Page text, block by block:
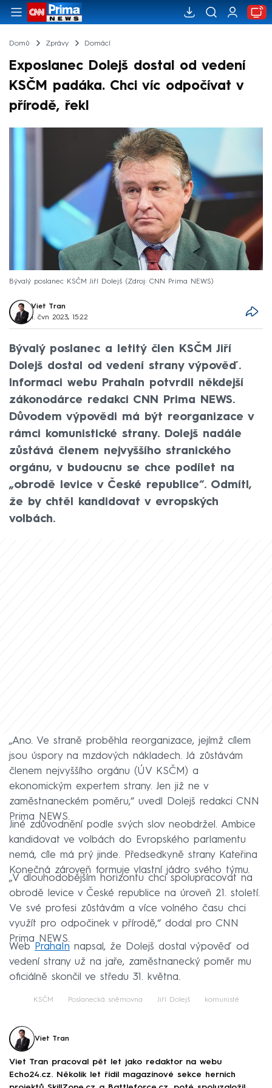
Domů Zprávy Domácí
Exposlanec Dolejš dostal od vedení
KSČM padáka. Chci víc odpočívat v
přírodě, řekl
Bývalý poslanec KSČM Jiří Dolejš Zdroj: CNN Prima NEWS
Viet Tran
1. čvn 2023, 15:22
Bývalý poslanec a letitý člen KSČM Jiří
Dolejš dostal od vedení strany výpověď.
Informaci webu PrahaIn potvrdil někdejší
zákonodárce redakci CNN Prima NEWS.
Důvodem výpovědi má být reorganizace v
rámci komunistické strany. Dolejš nadále
zůstává členem nejvyššího stranického
orgánu, v budoucnu se chce podílet na
„obrodě levice v České republice“. Odmítl,
že by chtěl kandidovat v evropských
volbách.
„Ano. Ve straně proběhla reorganizace, jejímž cílem
jsou úspory na mzdových nákladech. Já zůstávám
členem nejvyššího orgánu (ÚV KSČM) a
ekonomickým expertem strany. Jen již ne v
zaměstnaneckém poměru,“ uvedl Dolejš redakci CNN
Prima NEWS.
Jiné zdůvodnění podle svých slov neobdržel. Ambice
kandidovat ve volbách do Evropského parlamentu
nemá, cíle má prý jinde. Předsedkyně strany Kateřina
Konečná zároveň formuje vlastní jádro svého týmu.
„V dlouhodobějším horizontu chci spolupracovat na
obrodě levice v České republice na úroveň 21. století.
Ve své profesi zůstávám a více volného času chci
využít pro odpočinek v přírodě,“ dodal pro CNN
Prima NEWS.
Web PrahaIn napsal, že Dolejš dostal výpověď od
vedení strany už na jaře, zaměstnanecký poměr mu
oficiálně skončil ve středu 31. května.
KSČM Poslanecká sněmovna Jiří Dolejš komunisté
Viet Tran
Viet Tran pracoval pět let jako redaktor na webu
Echo24.cz. Několik let řídil magazínové sekce herních